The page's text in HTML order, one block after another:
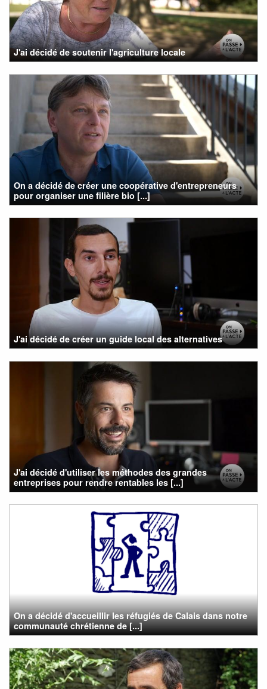
J'ai décidé de soutenir l'agriculture locale
On a décidé de créer une coopérative d'entrepreneurs
pour organiser une filière bio [...]
J'ai décidé de créer un guide local des alternatives
J'ai décidé d'utiliser les méthodes des grandes
entreprises pour rendre rentables les [...]
On a décidé d'accueillir les réfugiés de Calais dans notre
communauté chrétienne de [...]